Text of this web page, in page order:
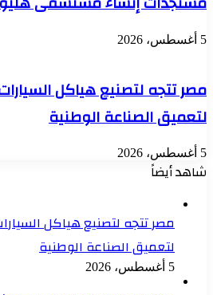
5 أغسطس، 2026
مصر تتجه لتصنيع هياكل
لتعميق الصناعة الوطنية
5 أغسطس، 2026
شاهد أيضاً
مصر تتجه لتصنيع هياكل
لتعميق الصناعة الوطنية
5 أغسطس، 2026